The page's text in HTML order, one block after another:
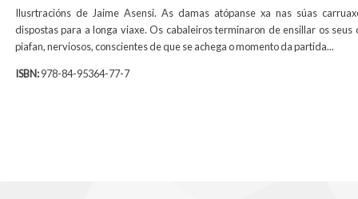
Ilusrtracións de Jaime Asensi. As damas atópanse xa nas súas
dispostas para a longa viaxe. Os cabaleiros terminaron de ensillar os seus
piafan, nerviosos, conscientes de que se achega o momento da partida...
ISBN:978-84-95364-77-7